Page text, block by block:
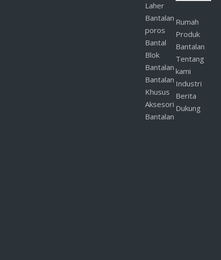
pelanggan adalah satu-satunya
Sebelumnya:
Berikutnya:
Laher
Bantalan
poros
Bantal
Blok
Bantalan
Bantalan
Khusus
Aksesori
Bantalan
Rumah
Produk
Bantalan
Tentang
kami
Industri
Berita
Dukung